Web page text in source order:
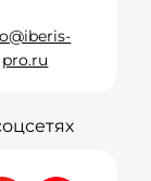
pro.ru